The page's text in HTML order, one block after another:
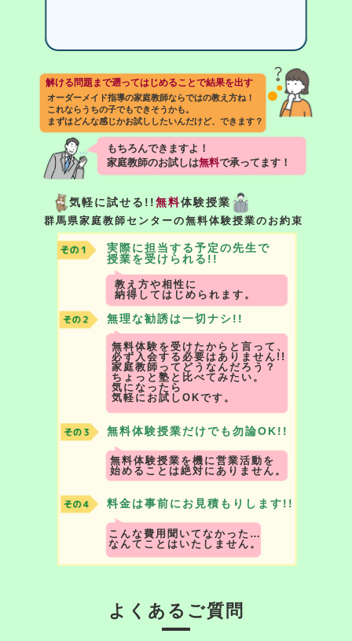
解ける問題まで遡ってはじめることで結果を出す
オーダーメイド指導の家庭教師ならではの教え方ね！
これならうちの子でもできそうかも。
まずはどんな感じかお試ししたいんだけど、できます？
もちろんできますよ！
家庭教師のお試しは無料で承ってます！
気軽に試せる!!無料体験授業
群馬県家庭教師センターの無料体験授業のお約束
実際に担当する予定の先生で
授業を受けられる!!
教え方や相性に
納得してはじめられます。
無料体験授業だけでも勿論OK!!
無料体験を受けたからと言って、
必ず入会する必要はありません!!
家庭教師ってどうなんだろう？
ちょっと塾と比べてみたい。
気になったら
気軽にお試しOKです。
無理な勧誘は一切ナシ!!
無料体験授業を機に営業活動を
始めることは絶対にありません。
料金は事前にお見積もりします!!
こんな費用聞いてなかった…
なんてことはいたしません。
よくあるご質問